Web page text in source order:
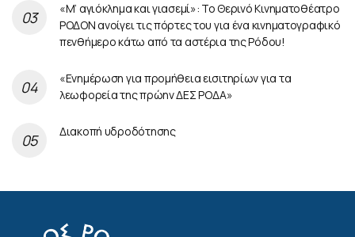
«Μ’ αγιόκλημα και γιασεμί»: Το Θερινό Κινηματοθέατρο
ΡΟΔΟΝ ανοίγει τις πόρτες του για ένα κινηματογραφικό
πενθήμερο κάτω από τα αστέρια της Ρόδου!
«Ενημέρωση για προμήθεια εισιτηρίων για τα
λεωφορεία της πρώην ΔΕΣ ΡΟΔΑ»
Διακοπή υδροδότησης